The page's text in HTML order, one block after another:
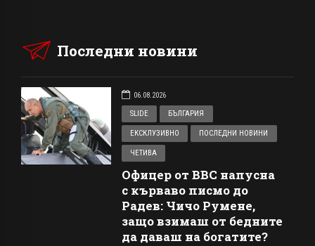
Последни новини
06.08.2026
SLIDE
БЪЛГАРИЯ
ЕКСКЛУЗИВНО ПОСЛЕДНИ НОВИНИ
ЧЕТИВА
Офицер от ВВС напусна
с кърваво писмо до
Радев: Чичо Румене,
защо взимаш от бедните
да даваш на богатите?